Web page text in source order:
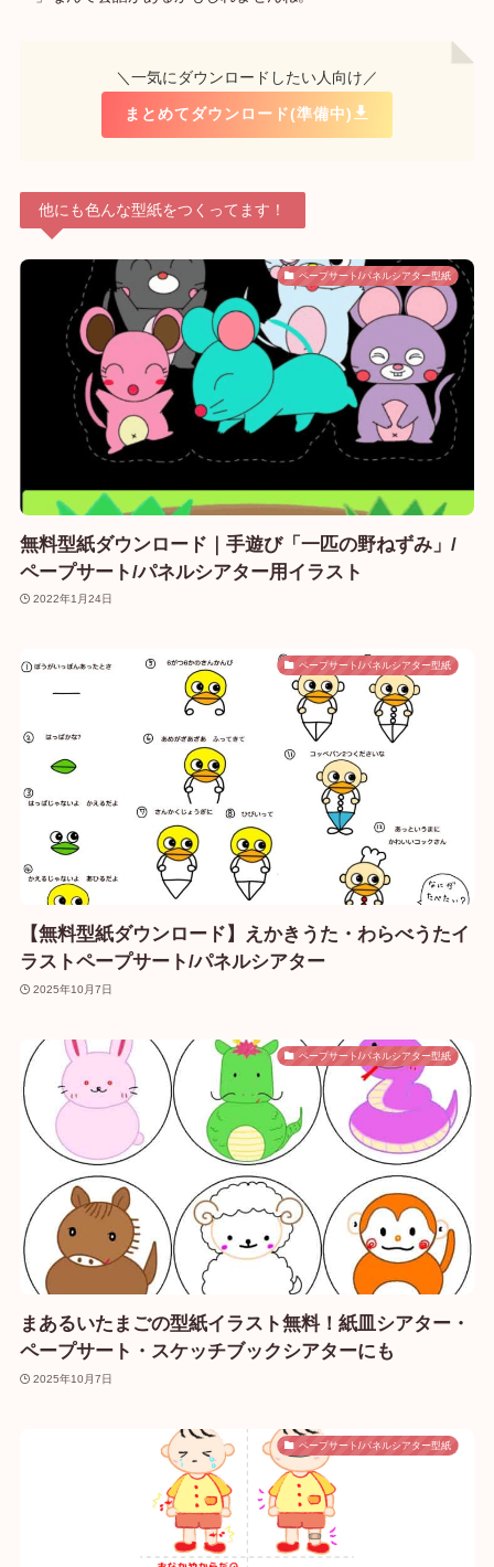
＼一気にダウンロードしたい人向け／
まとめてダウンロード(準備中)
他にも色んな型紙をつくってます！
ペープサート/パネルシアター型紙
無料型紙ダウンロード｜手遊び「一匹の野ねずみ」/
ペープサート/パネルシアター用イラスト
2022年1月24日
ペープサート/パネルシアター型紙
【無料型紙ダウンロード】えかきうた・わらべうたイ
ラストペープサート/パネルシアター
2025年10月7日
ペープサート/パネルシアター型紙
まあるいたまごの型紙イラスト無料！紙皿シアター・
ペープサート・スケッチブックシアターにも
2025年10月7日
ペープサート/パネルシアター型紙